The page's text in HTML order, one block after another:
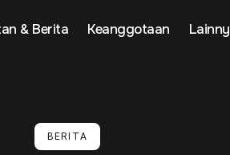
& Berita Keanggotaan
BERITA